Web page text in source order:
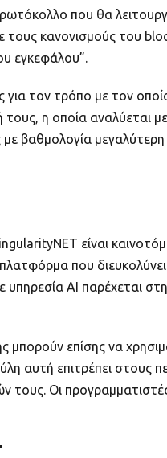
που θα
κανονισμούς του
εγκεφάλου”.
τον τρόπο με τον
η οποία αναλύεται
βαθμολογία
είναι
που
ΑΙ παρέχεται
μπορούν επίσης να
αυτή επιτρέπει στους
Οι